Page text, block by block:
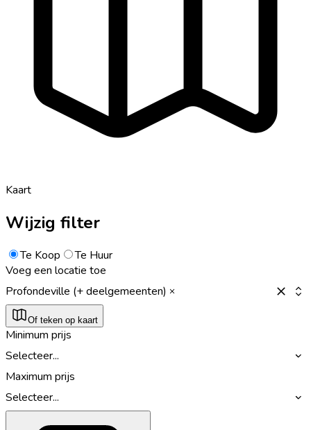
Kaart
Wijzig filter
Te Koop
Te Huur
Voeg een locatie toe
Profondeville (+ deelgemeenten)
Of teken op kaart
Minimum prijs
Selecteer...
Maximum prijs
Selecteer...